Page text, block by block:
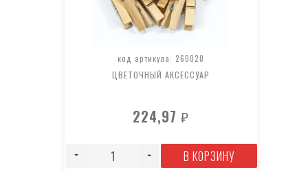
код артикула: 260020
ЦВЕТОЧНЫЙ АКСЕССУАР
224,97₽
В КОРЗИНУ